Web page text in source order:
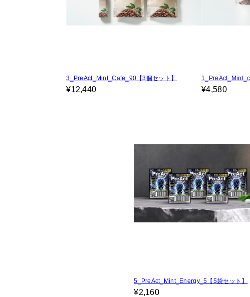
3_PreAct_Mint_Cafe_90【3個セット】
¥12,440 ¥4,580
5_PreAct_Mint_Energy_5【5袋セット】
¥2,160